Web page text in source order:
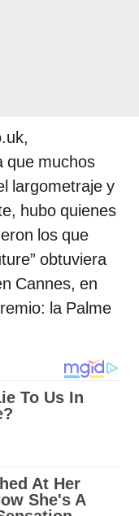
que muchos
largometraje y
hubo quienes
los que
obtuviera
Cannes, en
la Palme